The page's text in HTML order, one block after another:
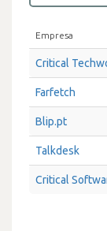
Empresa
Critical
Farfetch
Blip.pt
Talkdesk
Critical